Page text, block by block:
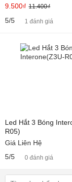
9.500₫ 11.400₫
5/5 1 đánh giá
Led Hắt 3 Bóng
R05)
Giá Liên Hệ
5/5
0 đánh giá